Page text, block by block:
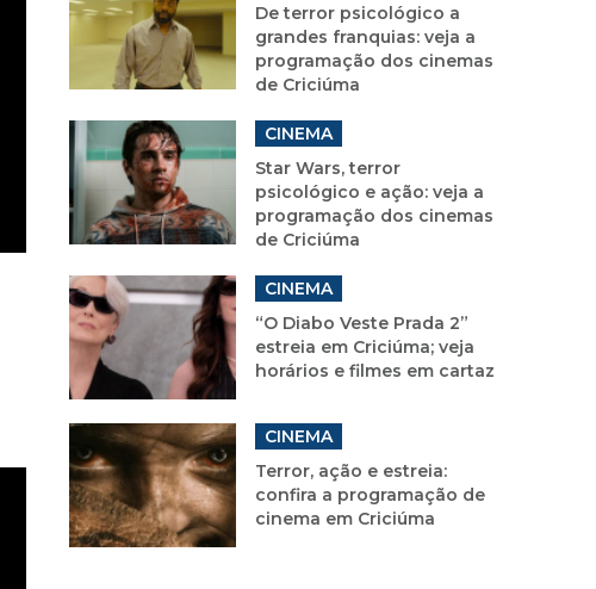
De terror psicológico a
grandes franquias: veja a
programação dos cinemas
de Criciúma
CINEMA
Star Wars, terror
psicológico e ação: veja a
programação dos cinemas
de Criciúma
CINEMA
“O Diabo Veste Prada 2”
estreia em Criciúma; veja
horários e filmes em cartaz
CINEMA
Terror, ação e estreia:
confira a programação de
cinema em Criciúma